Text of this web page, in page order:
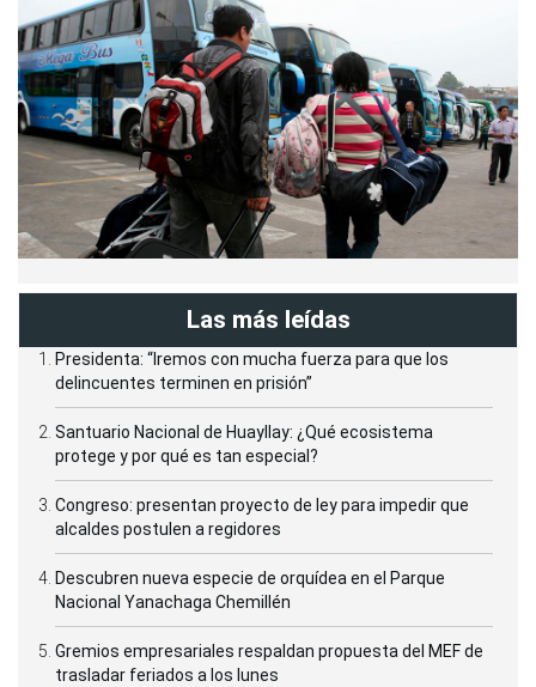
Las más leídas
Presidenta: “Iremos con mucha fuerza para que los
delincuentes terminen en prisión”
Santuario Nacional de Huayllay: ¿Qué ecosistema
protege y por qué es tan especial?
Congreso: presentan proyecto de ley para impedir que
alcaldes postulen a regidores
Descubren nueva especie de orquídea en el Parque
Nacional Yanachaga Chemillén
Gremios empresariales respaldan propuesta del MEF de
trasladar feriados a los lunes